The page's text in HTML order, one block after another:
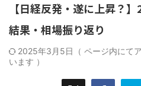
【日経反発・遂に上昇？
結果・相場振り返り
2025年3月5日